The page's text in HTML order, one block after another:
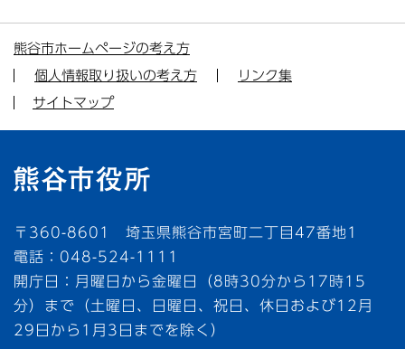
熊谷市ホームページの考え方
個人情報取り扱いの考え方
リンク集
サイトマップ
〒360-8601 埼玉県熊谷市宮町二丁目47番地1
電話：048-524-1111
開庁日：月曜日から金曜日（8時30分から17時15
分）まで（土曜日、日曜日、祝日、休日および12月
29日から1月3日までを除く）